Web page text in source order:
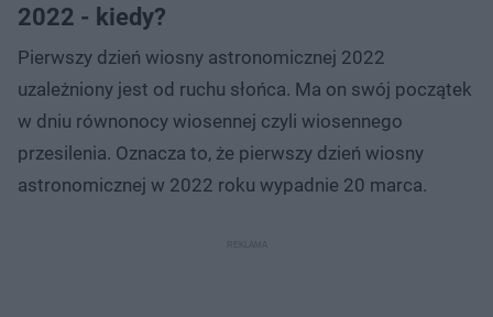
2022 - kiedy?
Pierwszy dzień wiosny astronomicznej 2022
uzależniony jest od ruchu słońca. Ma on swój początek
w dniu równonocy wiosennej czyli wiosennego
przesilenia. Oznacza to, że pierwszy dzień wiosny
astronomicznej w 2022 roku wypadnie 20 marca.